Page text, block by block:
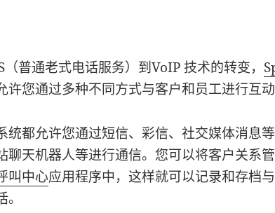
（普通老式电话服务）到VoIP 技术的转变，
许您通过多种不同方式与客户和员工进行互动
统都允许您通过短信、彩信、社交媒体消息等
聊天机器人等进行通信。您可以将客户关系
叫中心应用程序中，这样就可以记录和存档